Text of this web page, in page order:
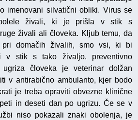
imenovani silvatični obliki. Virus se
živali, ki je prišla v stik s
živali ali človeka. Kljub temu, da
pri domačih živalih, smo vsi, ki bi
v stik s tako živaljo, preventivno
človeka je veterinar dolžan
v antirabično ambulanto, kjer bodo
je treba opraviti obvezne klinične
in deseti dan po ugrizu. Če se v
niso pokazali znaki obolenja, je